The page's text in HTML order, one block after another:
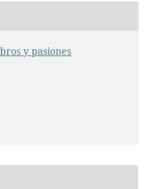
y pasiones